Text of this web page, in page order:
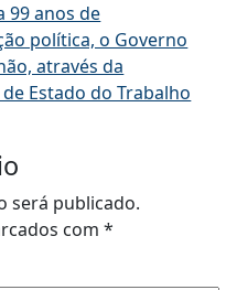
99 anos de
política, o Governo
através da
Estado do Trabalho
será publicado.
com *